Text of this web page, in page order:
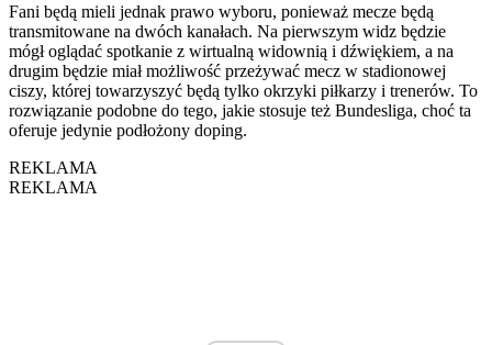
Fani będą mieli jednak prawo wyboru, ponieważ mecze będą
transmitowane na dwóch kanałach. Na pierwszym widz będzie
mógł oglądać spotkanie z wirtualną widownią i dźwiękiem, a na
drugim będzie miał możliwość przeżywać mecz w stadionowej
ciszy, której towarzyszyć będą tylko okrzyki piłkarzy i trenerów. To
rozwiązanie podobne do tego, jakie stosuje też Bundesliga, choć ta
oferuje jedynie podłożony doping.
REKLAMA
REKLAMA